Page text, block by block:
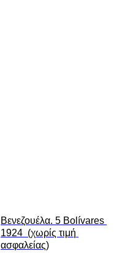
Βενεζουέλα. 5 Bolívares
1924  (χωρίς τιμή
ασφαλείας)